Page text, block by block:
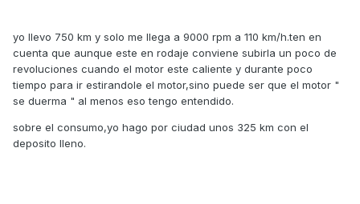
yo llevo 750 km y solo me llega a 9000 rpm a 110 km/h.ten en
cuenta que aunque este en rodaje conviene subirla un poco de
revoluciones cuando el motor este caliente y durante poco
tiempo para ir estirandole el motor,sino puede ser que el motor "
se duerma " al menos eso tengo entendido.
sobre el consumo,yo hago por ciudad unos 325 km con el
deposito lleno.